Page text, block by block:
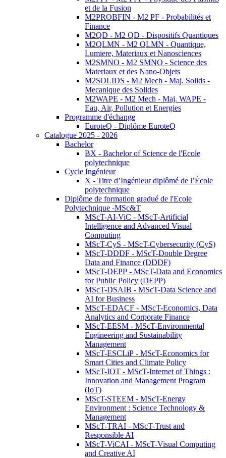
et de la Fusion
M2PROBFIN - M2 PF - Probabilités et
Finance
M2QD - M2 QD - Dispositifs Quantiques
M2QLMN - M2 QLMN - Quantique,
Lumiere, Materiaux et Nanosciences
M2SMNO - M2 SMNO - Science des
Materiaux et des Nano-Objets
M2SOLIDS - M2 Mech - Maj. Solids -
Mecanique des Solides
M2WAPE - M2 Mech - Maj. WAPE -
Eau, Air, Pollution et Energies
Programme d'échange
EuroteQ - Diplôme EuroteQ
Catalogue 2025 - 2026
Bachelor
BX - Bachelor of Science de l'Ecole
polytechnique
Cycle Ingénieur
X - Titre d’Ingénieur diplômé de l’École
polytechnique
Diplôme de formation gradué de l'Ecole
Polytechnique -MSc&T
MScT-AI-ViC - MScT-Artificial
Intelligence and Advanced Visual
Computing
MScT-CyS - MScT-Cybersecurity (CyS)
MScT-DDDF - MScT-Double Degree
Data and Finance (DDDF)
MScT-DEPP - MScT-Data and Economics
for Public Policy (DEPP)
MScT-DSAIB - MScT-Data Science and
AI for Business
MScT-EDACF - MScT-Economics, Data
Analytics and Corporate Finance
MScT-EESM - MScT-Environmental
Engineering and Sustainability
Management
MScT-ESCLiP - MScT-Economics for
Smart Cities and Climate Policy
MScT-IOT - MScT-Internet of Things :
Innovation and Management Program
(IoT)
MScT-STEEM - MScT-Energy
Environment : Science Technology &
Management
MScT-TRAI - MScT-Trust and
Responsible AI
MScT-ViCAI - MScT-Visual Computing
and Creative AI